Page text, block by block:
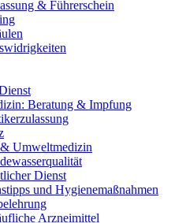
& Führerschein
Beratung & Impfung
Umweltmedizin
Dienst
und Hygienemaßnahmen
Arzneimittel